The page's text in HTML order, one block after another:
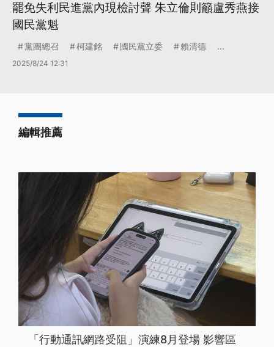
罷免失利民進黨內現檢討聲 朱立倫則籲盧秀燕接
國民黨魁
黨團總召 柯建銘 國民黨立委 賴清德 ...
2025/8/24 12:31
編輯推薦
「行動通訊網路受阻」演練8月登場 影響區